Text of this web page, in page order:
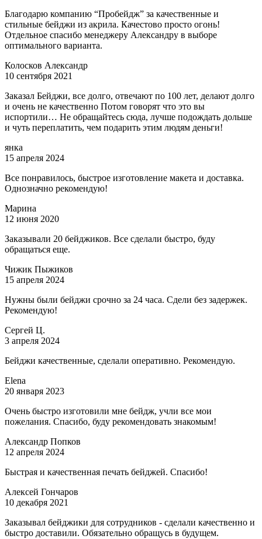
Благодарю компанию “Пробейдж” за качественные и
стильные бейджи из акрила. Качестово просто огонь!
Отдельное спасибо менеджеру Александру в выборе
оптимального варианта.
Колосков Александр
10 сентября 2021
Заказал Бейджи, все долго, отвечают по 100 лет, делают долго
и очень не качественно Потом говорят что это вы
испортили… Не обращайтесь сюда, лучше подождать дольше
и чуть переплатить, чем подарить этим людям деньги!
янка
15 апреля 2024
Все понравилось, быстрое изготовление макета и доставка.
Однозначно рекомендую!
Марина
12 июня 2020
Заказывали 20 бейджиков. Все сделали быстро, буду
обращаться еще.
Чижик Пыжиков
15 апреля 2024
Нужны были бейджи срочно за 24 часа. Сдели без задержек.
Рекомендую!
Сергей Ц.
3 апреля 2024
Бейджи качественные, сделали оперативно. Рекомендую.
Elena
20 января 2023
Очень быстро изготовили мне бейдж, учли все мои
пожелания. Спасибо, буду рекомендовать знакомым!
Александр Попков
12 апреля 2024
Быстрая и качественная печать бейджей. Спасибо!
Алексей Гончаров
10 декабря 2021
Заказывал бейджики для сотрудников - сделали качественно и
быстро доставили. Обязательно обращусь в будущем.